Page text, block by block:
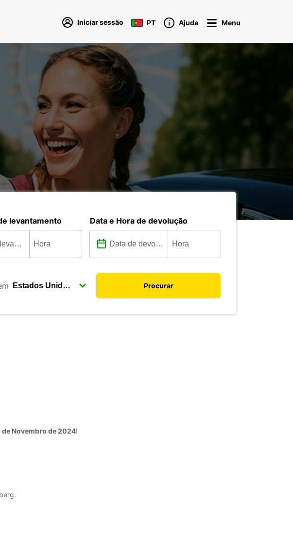
Iniciar sessão PT Ajuda Menu
levantamento Data e Hora de devolução
Procurar
de Novembro de 2024!